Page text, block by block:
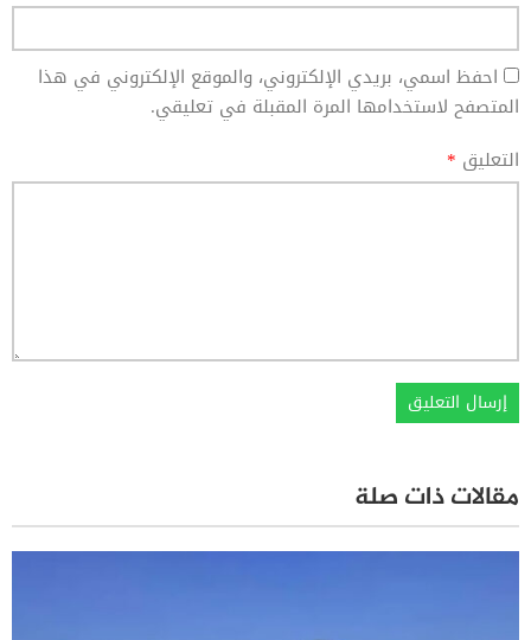
احفظ اسمي، بريدي الإلكتروني، والموقع الإلكتروني في هذا
المتصفح لاستخدامها المرة المقبلة في تعليقي.
التعليق *
مقالات ذات صلة